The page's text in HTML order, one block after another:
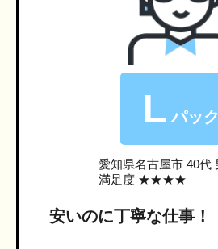
L パック
愛知県名古屋市40代
満足度 ★★★★
安いのに丁寧な仕事！